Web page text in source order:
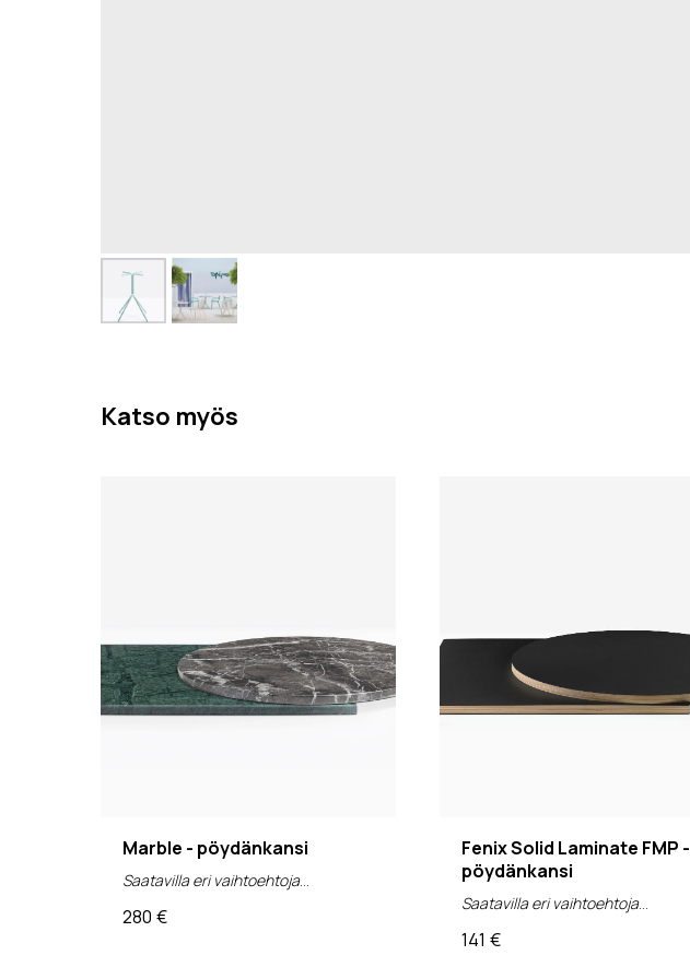
Katso myös
Marble - pöydänkansi
Saatavilla eri vaihtoehtoja
(alv 0%)
280 €
Fenix Solid Laminate FMP -
pöydänkansi
Saatavilla eri vaihtoehtoja
(alv 0%)
141 €